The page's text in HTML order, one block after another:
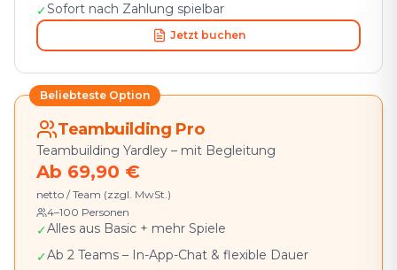
✓Sofort nach Zahlung spielbar
Jetzt buchen
Beliebteste Option
Teambuilding Pro
Teambuilding Yardley – mit Begleitung
Ab 69,90 €
netto / Team (zzgl. MwSt.)
4–100 Personen
✓Alles aus Basic + mehr Spiele
✓Ab 2 Teams – In-App-Chat & flexible Dauer